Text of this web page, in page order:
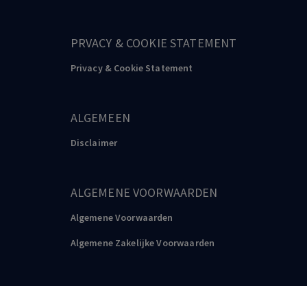
PRVACY & COOKIE STATEMENT
Privacy & Cookie Statement
ALGEMEEN
Disclaimer
ALGEMENE VOORWAARDEN
Algemene Voorwaarden
Algemene Zakelijke Voorwaarden